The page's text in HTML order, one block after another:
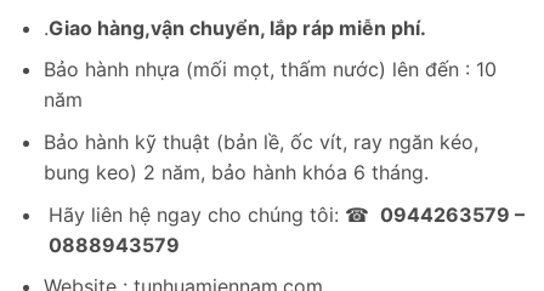
.Giao hàng,vận chuyển, lắp ráp miễn phí.
Bảo hành nhựa (mối mọt, thấm nước) lên đến : 10
năm
Bảo hành kỹ thuật (bản lề, ốc vít, ray ngăn kéo,
bung keo) 2 năm, bảo hành khóa 6 tháng.
Hãy liên hệ ngay cho chúng tôi: ☎ 0944263579 –
0888943579